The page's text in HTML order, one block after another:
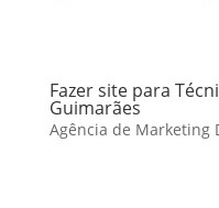
Fazer site para
Guimarães
Agência de Marketing